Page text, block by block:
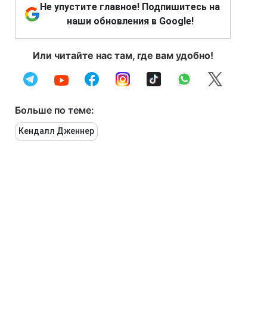
Не упустите главное! Подпишитесь на
наши обновления в Google!
Или читайте нас там, где вам удобно!
Больше по теме:
Кендалл Дженнер